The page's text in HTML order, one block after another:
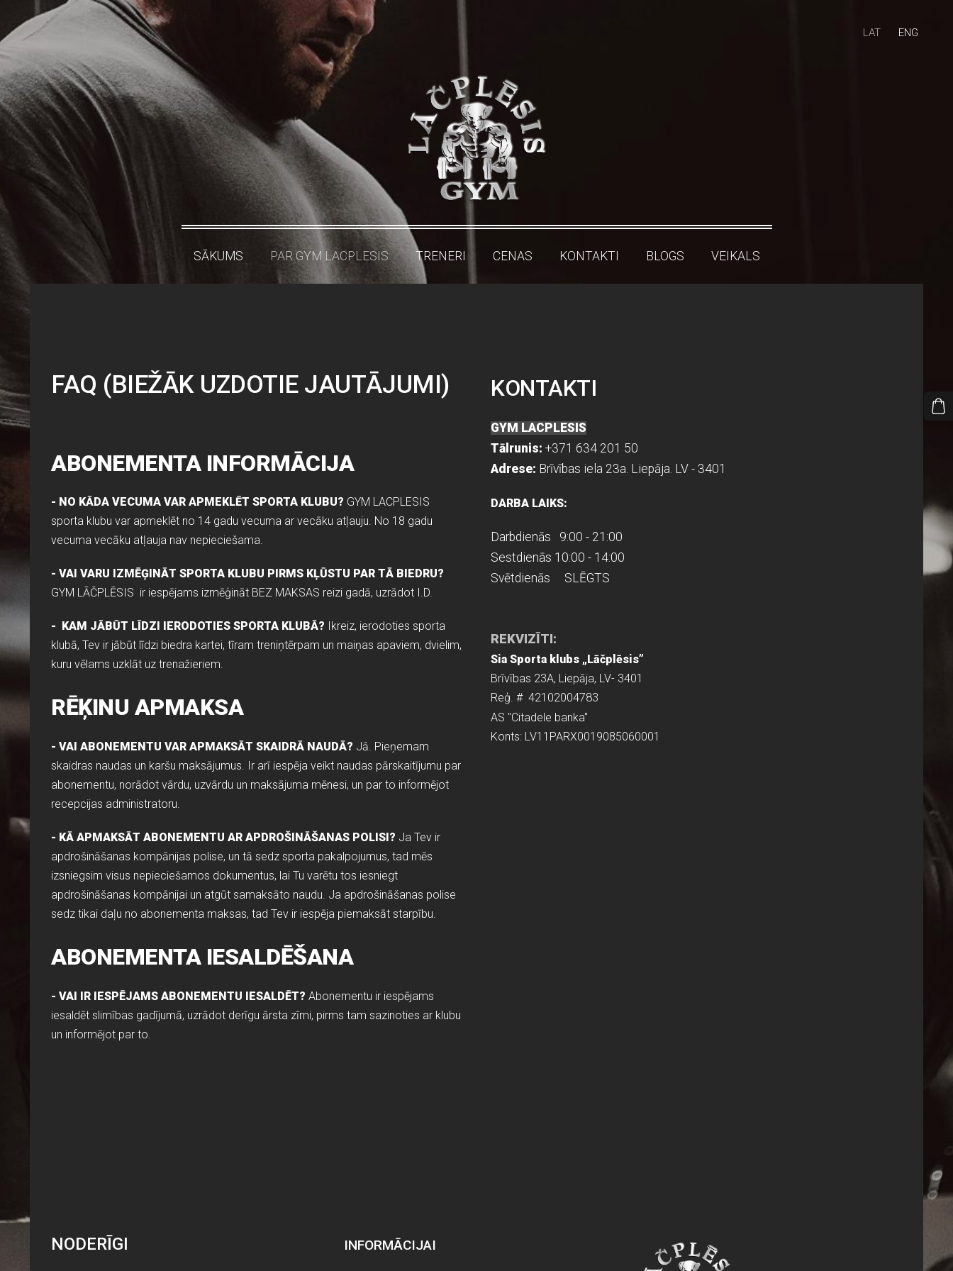
LAT ENG
SĀKUMS PAR GYM LACPLESIS TRENERI CENAS KONTAKTI BLOGS VEIKALS
FAQ (BIEŽĀK UZDOTIE JAUTĀJUMI)
ABONEMENTA INFORMĀCIJA
- NO KĀDA VECUMA VAR APMEKLĒT SPORTA KLUBU? GYM LACPLESIS
sporta klubu var apmeklēt no 14 gadu vecuma ar vecāku atļauju. No 18 gadu
vecuma vecāku atļauja nav nepieciešama.
- VAI VARU IZMĒĢINĀT SPORTA KLUBU PIRMS KĻŪSTU PAR TĀ BIEDRU?
GYM LĀČPLĒSIS ir iespējams izmēģināt BEZ MAKSAS reizi gadā, uzrādot I.D.
- KAM JĀBŪT LĪDZI IERODOTIES SPORTA KLUBĀ?
Ikreiz, ierodoties sporta
klubā, Tev ir jābūt līdzi biedra kartei, tīram treniņtērpam un maiņas apaviem, dvielim,
kuru vēlams uzklāt uz trenažieriem.
RĒĶINU APMAKSA
- VAI ABONEMENTU VAR APMAKSĀT SKAIDRĀ NAUDĀ? Jā. Pieņemam
skaidras naudas un karšu maksājumus. Ir arī iespēja veikt naudas pārskaitījumu par
abonementu, norādot vārdu, uzvārdu un maksājuma mēnesi, un par to informējot
recepcijas administratoru.
- KĀ APMAKSĀT ABONEMENTU AR APDROŠINĀŠANAS POLISI? Ja Tev ir
apdrošināšanas kompānijas polise, un tā sedz sporta pakalpojumus, tad mēs
izsniegsim visus nepieciešamos dokumentus, lai Tu varētu tos iesniegt
apdrošināšanas kompānijai un atgūt samaksāto naudu. Ja apdrošināšanas polise
sedz tikai daļu no abonementa maksas, tad Tev ir iespēja piemaksāt starpību.
ABONEMENTA IESALDĒŠANA
- VAI IR IESPĒJAMS ABONEMENTU IESALDĒT? Abonementu ir iespējams
iesaldēt slimības gadījumā, uzrādot derīgu ārsta zīmi, pirms tam sazinoties ar klubu
un informējot par to.
KONTAKTI
GYM LACPLESIS
Tālrunis: +371 634 201 50
Adrese: Brīvības iela 23a. Liepāja. LV - 3401
DARBA LAIKS:
Darbdienās 9:00 - 21:00
Sestdienās 10:00 - 14:00
Svētdienās SLĒGTS
REKVIZĪTI:
Sia Sporta klubs „Lāčplēsis”
Brīvības 23A, Liepāja, LV- 3401
Reģ. # 42102004783
AS "Citadele banka"
Konts: LV11PARX0019085060001
NODERĪGI INFORMĀCIJAI